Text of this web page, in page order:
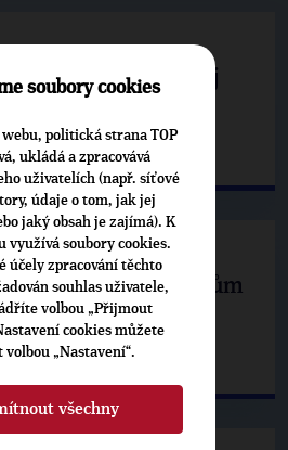
euro i školství. Matěj
s prezidentem
Havla příznivcům
republiky
soubory cookies
politická strana TOP
ukládá a zpracovává
uživatelích (např. síťové
údaje o tom, jak jej
jaký obsah je zajímá). K
využívá soubory cookies.
účely zpracování těchto
souhlas uživatele,
volbou „Přijmout
cookies můžete
volbou „Nastavení“.
všechny